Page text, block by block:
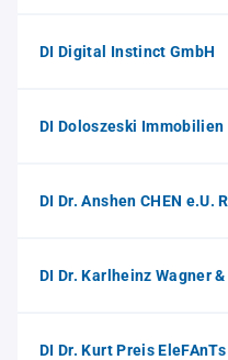
DI Digital Instinct GmbH
DI Doloszeski Immobilien
DI Dr. Anshen CHEN
DI Dr. Karlheinz Wagner &
DI Dr. Kurt Preis